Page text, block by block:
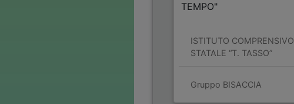
TEMPO"
ISTITUTO COMPRENSIVO
STATALE “T. TASSO”
Gruppo BISACCIA